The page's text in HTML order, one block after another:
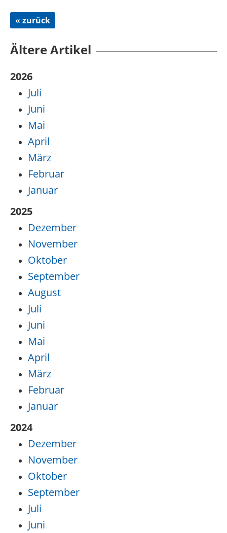
« zurück
Ältere Artikel
2026
Juli
Juni
Mai
April
März
Februar
Januar
2025
Dezember
November
Oktober
September
August
Juli
Juni
Mai
April
März
Februar
Januar
2024
Dezember
November
Oktober
September
Juli
Juni